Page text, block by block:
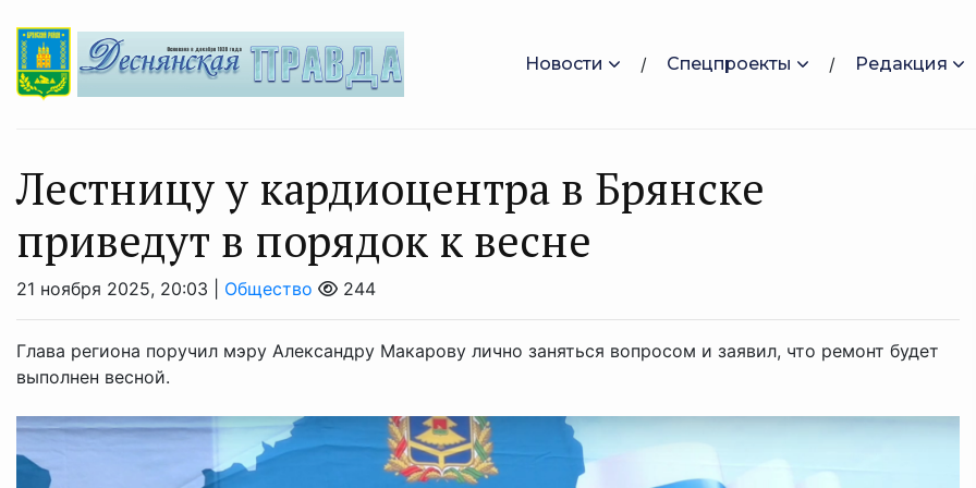
Новости Спецпроекты Редакция
Лестницу у кардиоцентра в Брянске
приведут в порядок к весне
21 ноября 2025, 20:03 | Общество 244
Глава региона поручил мэру Александру Макарову лично заняться вопросом и заявил, что ремонт будет
выполнен весной.